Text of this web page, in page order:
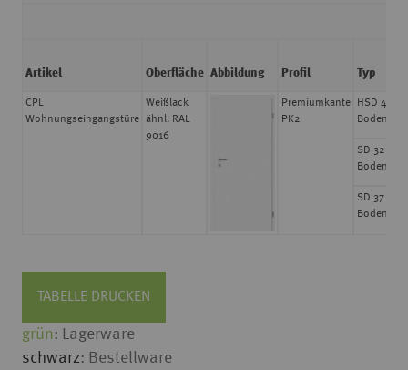
CPL
Wohnungseingangstüre
Weißlack
ähnl. RAL
9016
Premiumkante
PK2
HSD 43
SD 32 mit
SD 37 mit
Artikel Oberfläche Abbildung Profil Typ
TABELLE DRUCKEN
grün: Lagerware
schwarz: Bestellware